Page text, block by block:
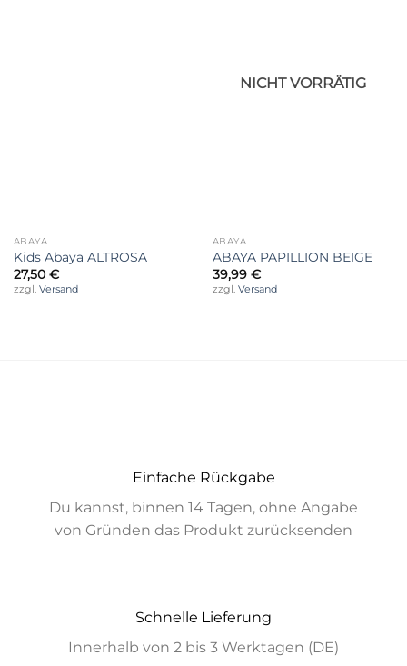
ABAYA
Kids Abaya ALTROSA
27,50 €
zzgl. Versand
NICHT VORRÄTIG
ABAYA
ABAYA PAPILLION BEIGE
39,99 €
zzgl. Versand
Einfache Rückgabe
Du kannst, binnen 14 Tagen, ohne Angabe
von Gründen das Produkt zurücksenden
Schnelle Lieferung
Innerhalb von 2 bis 3 Werktagen (DE)